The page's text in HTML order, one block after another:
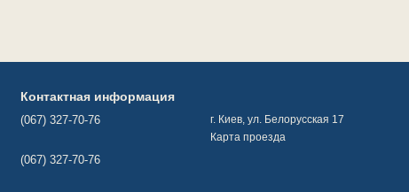
Контактная информация
(067) 327-70-76
(067) 327-70-76
г. Киев, ул. Белорусская 17
Карта проезда